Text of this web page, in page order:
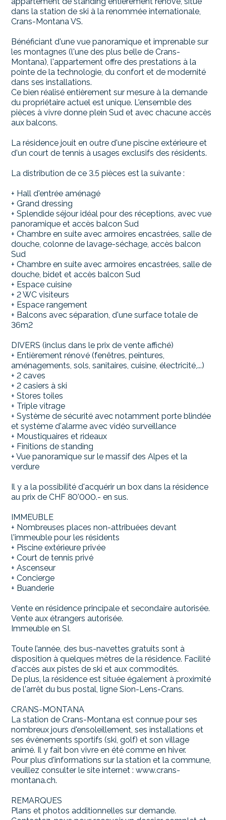
dans la station de ski à la renommée internationale,
Crans-Montana VS.
Bénéficiant d'une vue panoramique et imprenable sur
les montagnes (l'une des plus belle de Crans-
Montana), l'appartement offre des prestations à la
pointe de la technologie, du confort et de modernité
dans ses installations.
Ce bien réalisé entièrement sur mesure à la demande
du propriétaire actuel est unique. L'ensemble des
pièces à vivre donne plein Sud et avec chacune accès
aux balcons.
La résidence jouit en outre d'une piscine extérieure et
d'un court de tennis à usages exclusifs des résidents.
La distribution de ce 3.5 pièces est la suivante :
+ Hall d'entrée aménagé
+ Grand dressing
+ Splendide séjour idéal pour des réceptions, avec vue
panoramique et accès balcon Sud
+ Chambre en suite avec armoires encastrées, salle de
douche, colonne de lavage-séchage, accès balcon
Sud
+ Chambre en suite avec armoires encastrées, salle de
douche, bidet et accès balcon Sud
+ Espace cuisine
+ 2 WC visiteurs
+ Espace rangement
+ Balcons avec séparation, d'une surface totale de
36m2
DIVERS (inclus dans le prix de vente affiché)
+ Entièrement rénové (fenêtres, peintures,
aménagements, sols, sanitaires, cuisine, électricité,...)
+ 2 caves
+ 2 casiers à ski
+ Stores toiles
+ Triple vitrage
+ Système de sécurité avec notamment porte blindée
et système d'alarme avec vidéo surveillance
+ Moustiquaires et rideaux
+ Finitions de standing
+ Vue panoramique sur le massif des Alpes et la
verdure
Il y a la possibilité d'acquérir un box dans la résidence
au prix de CHF 80'000.- en sus.
IMMEUBLE
+ Nombreuses places non-attribuées devant
l'immeuble pour les résidents
+ Piscine extérieure privée
+ Court de tennis privé
+ Ascenseur
+ Concierge
+ Buanderie
Vente en résidence principale et secondaire autorisée.
Vente aux étrangers autorisée.
Immeuble en SI.
Toute l’année, des bus-navettes gratuits sont à
disposition à quelques mètres de la résidence. Facilité
d'accès aux pistes de ski et aux commodités.
De plus, la résidence est située également à proximité
de l'arrêt du bus postal, ligne Sion-Lens-Crans.
CRANS-MONTANA
La station de Crans-Montana est connue pour ses
nombreux jours d'ensoleillement, ses installations et
ses évènements sportifs (ski, golf) et son village
animé. Il y fait bon vivre en été comme en hiver.
Pour plus d'informations sur la station et la commune,
veuillez consulter le site internet : www.crans-
montana.ch.
REMARQUES
Plans et photos additionnelles sur demande.